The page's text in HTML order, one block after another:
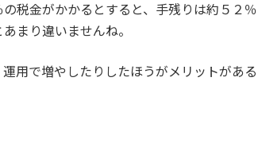
税金がかかるとすると、手残りは約５２％
まり違いませんね。
用で増やしたりしたほうがメリットがある